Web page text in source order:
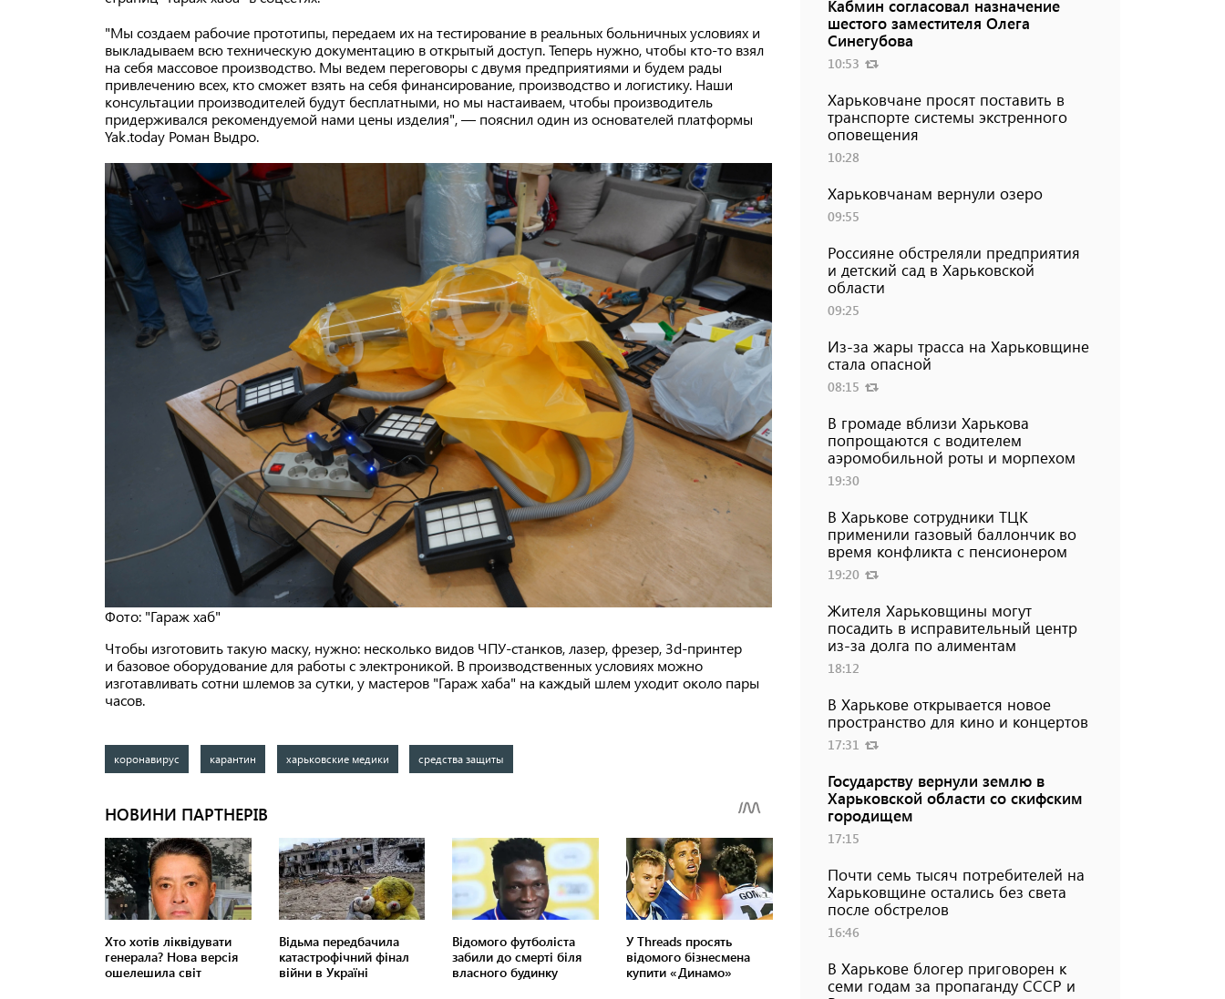
"Мы создаем рабочие прототипы, передаем их на тестирование в реальных больничных условиях и
выкладываем всю техническую документацию в открытый доступ. Теперь нужно, чтобы кто-то взял
на себя массовое производство. Мы ведем переговоры с двумя предприятиями и будем рады
привлечению всех, кто сможет взять на себя финансирование, производство и логистику. Наши
консультации производителей будут бесплатными, но мы настаиваем, чтобы производитель
придерживался рекомендуемой нами цены изделия", — пояснил один из основателей платформы
Yak.today Роман Выдро.
Фото: "Гараж хаб"
Чтобы изготовить такую маску, нужно: несколько видов ЧПУ-станков, лазер, фрезер, 3d-принтер
и базовое оборудование для работы с электроникой. В производственных условиях можно
изготавливать сотни шлемов за сутки, у мастеров "Гараж хаба" на каждый шлем уходит около пары
часов.
коронавирус карантин харьковские медики средства защиты
Кабмин согласовал назначение
шестого заместителя Олега
Синегубова
10:53
Харьковчане просят поставить в
транспорте системы экстренного
оповещения
10:28
Харьковчанам вернули озеро
09:55
Россияне обстреляли предприятия
и детский сад в Харьковской
области
09:25
Из-за жары трасса на Харьковщине
стала опасной
08:15
В громаде вблизи Харькова
попрощаются с водителем
аэромобильной роты и морпехом
19:30
В Харькове сотрудники ТЦК
применили газовый баллончик во
время конфликта с пенсионером
19:20
Жителя Харьковщины могут
посадить в исправительный центр
из-за долга по алиментам
18:12
В Харькове открывается новое
пространство для кино и концертов
17:31
Государству вернули землю в
Харьковской области со скифским
городищем
17:15
Почти семь тысяч потребителей на
Харьковщине остались без света
после обстрелов
16:46
В Харькове блогер приговорен к
семи годам за пропаганду СССР и